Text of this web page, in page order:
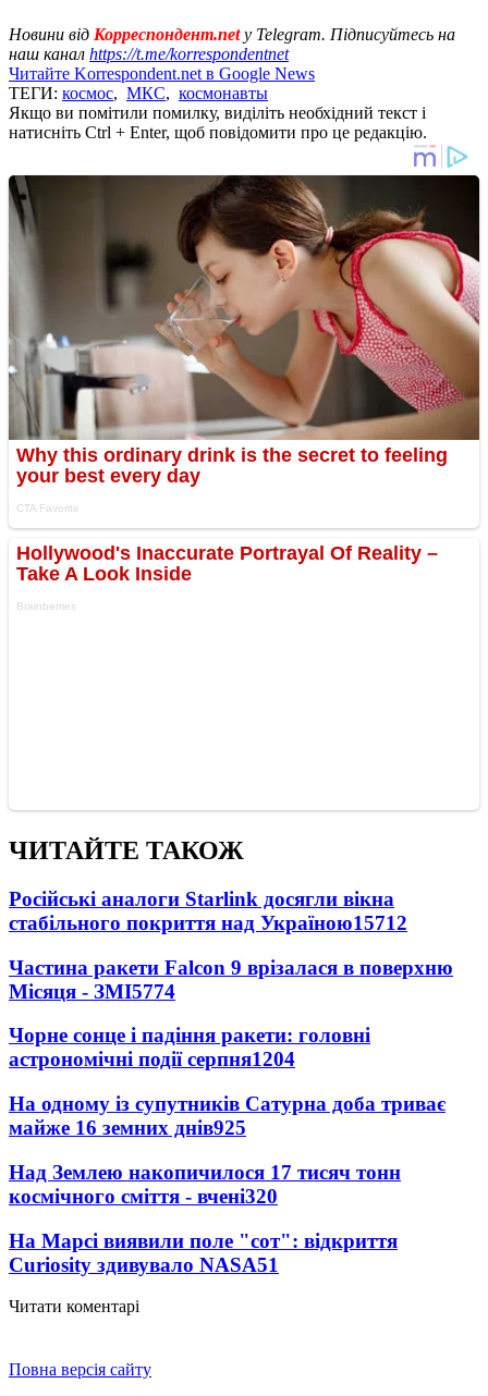
Новини від Корреспондент.netу Telegram. Підписуйтесь на
наш канал https://t.me/korrespondentnet
Читайте Korrespondent.net в Google News
ТЕГИ: космос, МКС, космонавты
Якщо ви помітили помилку, виділіть необхідний текст і
натисніть Ctrl + Enter, щоб повідомити про це редакцію.
ЧИТАЙТЕ ТАКОЖ
Російські аналоги Starlink досягли вікна
стабільного покриття над Україною15712
Частина ракети Falcon 9 врізалася в поверхню
Місяця - ЗМІ5774
Чорне сонце і падіння ракети: головні
астрономічні події серпня1204
На одному із супутників Сатурна доба триває
майже 16 земних днів925
Над Землею накопичилося 17 тисяч тонн
космічного сміття - вчені320
На Марсі виявили поле "сот": відкриття
Curiosity здивувало NASA51
Читати коментарі
Повна версія сайту